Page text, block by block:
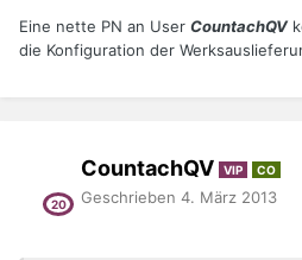
Eine nette PN an User CountachQV
die Konfiguration der
CountachQV VIP CO
Geschrieben 4. März 2013